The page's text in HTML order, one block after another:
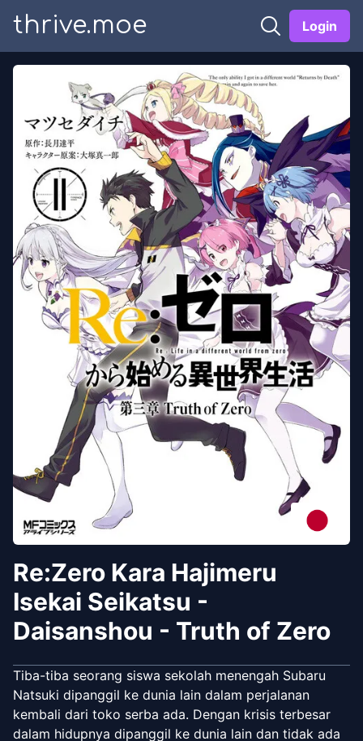
thrive.moe Login
Re:Zero Kara Hajimeru
Isekai Seikatsu -
Daisanshou - Truth of Zero
Tiba-tiba seorang siswa sekolah menengah Subaru
Natsuki dipanggil ke dunia lain dalam perjalanan
kembali dari toko serba ada. Dengan krisis terbesar
dalam hidupnya dipanggil ke dunia lain dan tidak ada